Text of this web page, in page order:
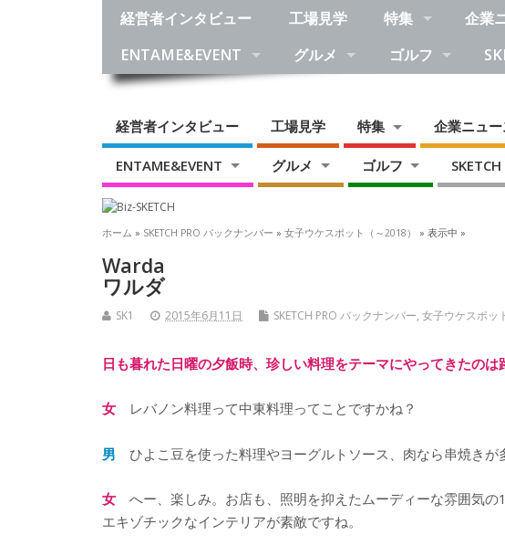
経営者インタビュー 工場見学 特集 企業
ENTAME&EVENT
グルメ ゴルフ
経営者インタビュー 工場見学 特集 企業ニュー
ENTAME&EVENT グルメ ゴルフ
ホーム » SKETCH PRO バックナンバー » 女子ウケスポット（～2018） » 表示中 »
Warda
ワルダ
SK1 2015年6月11日 SKETCH PRO バックナンバー, 女子ウケスポッ
日も暮れた日曜の夕飯時、珍しい料理をテーマにやってきたのは
女 レバノン料理って中東料理ってことですかね？
男 ひよこ豆を使った料理やヨーグルトソース、肉なら串焼きが
女 へー、楽しみ。お店も、照明を抑えたムーディーな雰囲気
エキゾチックなインテリアが素敵ですね。